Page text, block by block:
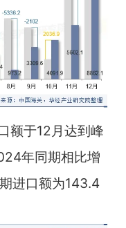
额于12月达到峰
年同期相比增
进口额为143.4